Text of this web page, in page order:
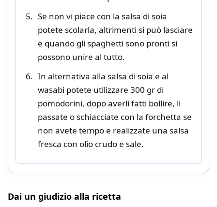
Se non vi piace con la salsa di soia
potete scolarla, altrimenti si può lasciare
e quando gli spaghetti sono pronti si
possono unire al tutto.
In alternativa alla salsa di soia e al
wasabi potete utilizzare 300 gr di
pomodorini, dopo averli fatti bollire, li
passate o schiacciate con la forchetta se
non avete tempo e realizzate una salsa
fresca con olio crudo e sale.
Dai un giudizio alla ricetta